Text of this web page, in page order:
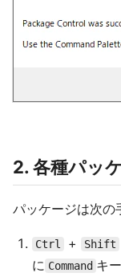
2. 各種パッ
パッケージは次の
Ctrl + Shift
に Command キ